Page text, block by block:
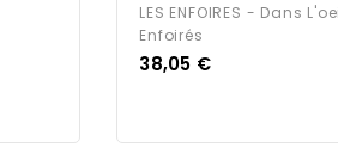
LES ENFOIRES - Dans
Enfoirés
Prix
38,05 €